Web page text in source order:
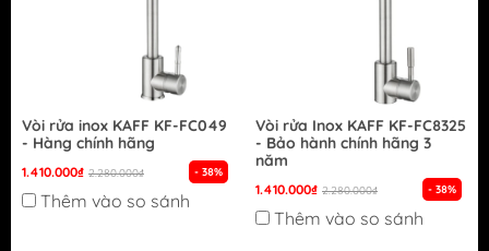
Vòi rửa inox KAFF KF-FC049
- Hàng chính hãng
1.410.000₫ 2.280.000₫ - 38%
Thêm vào so sánh
Vòi rửa Inox KAFF KF-FC8325
- Bảo hành chính hãng 3
năm
1.410.000₫ 2.280.000₫ - 38%
Thêm vào so sánh